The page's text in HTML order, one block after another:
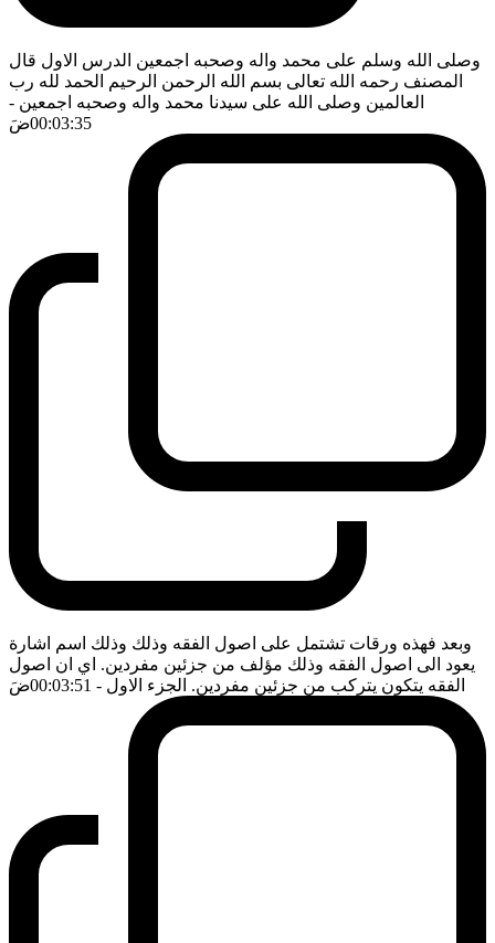
وصلى الله وسلم على محمد واله وصحبه اجمعين الدرس الاول قال
المصنف رحمه الله تعالى بسم الله الرحمن الرحيم الحمد لله رب
العالمين وصلى الله على سيدنا محمد واله وصحبه اجمعين -
00:03:35ضَ
وبعد فهذه ورقات تشتمل على اصول الفقه وذلك وذلك اسم اشارة
يعود الى اصول الفقه وذلك مؤلف من جزئين مفردين. اي ان اصول
الفقه يتكون يتركب من جزئين مفردين. الجزء الاول - 00:03:51 ضَ